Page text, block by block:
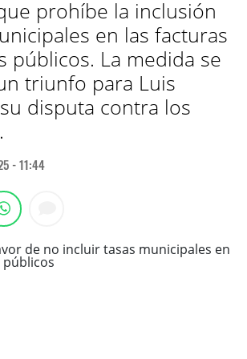
prohíbe la inclusión
en las facturas
públicos. La medida se
triunfo para Luis
disputa contra los
- 11:44